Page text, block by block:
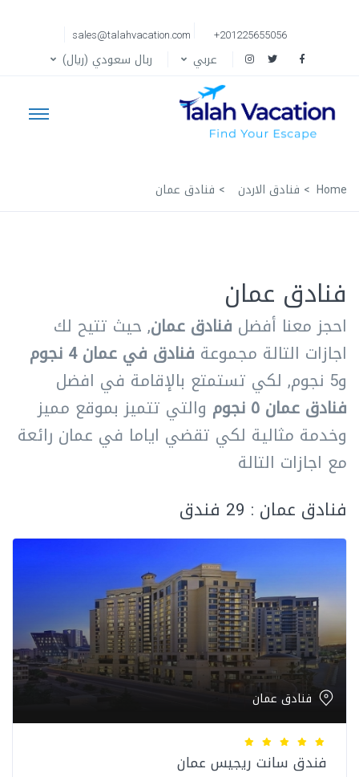
+201225655056
sales@talahvacation.com
عربي ربال سعودي (ريال)
Home فنادق الاردن فنادق عمان
فنادق عمان
احجز معنا أفضل فنادق عمان, حيث تتيح لك
اجازات التالة مجموعة فنادق في عمان 4 نجوم
و5 نجوم, لكي تستمتع بالإقامة في افضل
فنادق عمان ٥ نجوم
والتي تتميز بموقع مميز
وخدمة مثالية لكي تقضي اياما في عمان رائعة
مع اجازات التالة
فنادق عمان : 29 فندق
فنادق عمان
فندق سانت ريجيس عمان